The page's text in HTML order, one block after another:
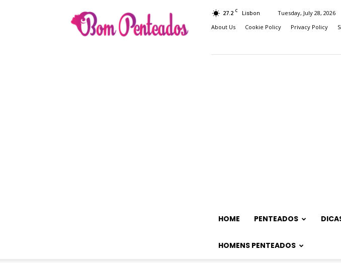
Penteados
27.2 C Lisbon
Tuesday, July 28, 2026
About Us
Cookie Policy Privacy Policy
HOME PENTEADOS
HOMENS PENTEADOS